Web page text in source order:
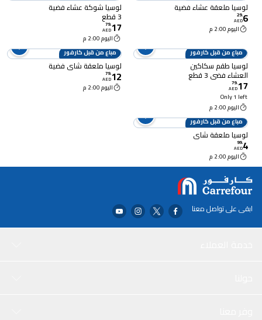
لوسيا ملعقة عشاء فضية
6
.
29
AED
اليوم 2:00 م
لوسيا شوكة عشاء فضية
3 قطع
17
.
79
AED
اليوم 2:00 م
مباع من قبل كارفور
لوسيا طقم سكاكين
العشاء فضي 3 قطع
17
.
79
AED
Only 1 left
اليوم 2:00 م
مباع من قبل كارفور
لوسيا ملعقة شاي فضية
12
.
79
AED
اليوم 2:00 م
مباع من قبل كارفور
لوسيا ملعقة شاي
4
.
99
AED
اليوم 2:00 م
ابقى على تواصل معنا